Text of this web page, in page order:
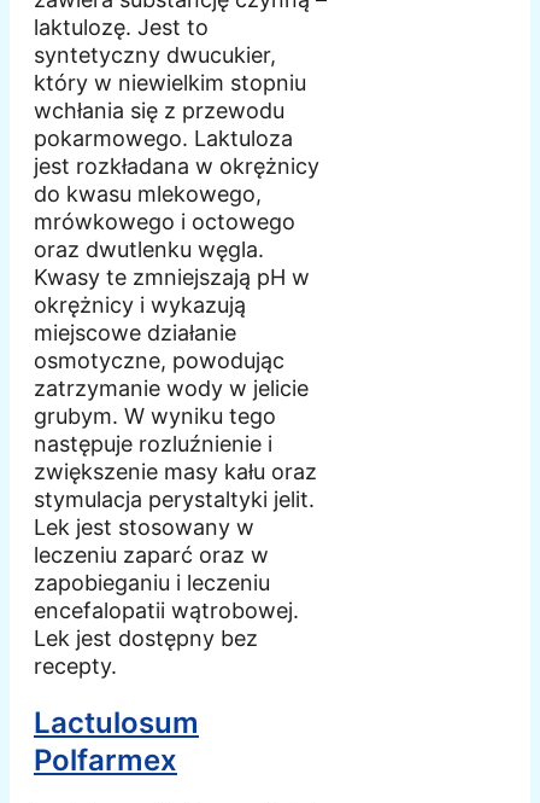
laktulozę. Jest to
syntetyczny dwucukier,
który w niewielkim stopniu
wchłania się z przewodu
pokarmowego. Laktuloza
jest rozkładana w okrężnicy
do kwasu mlekowego,
mrówkowego i octowego
oraz dwutlenku węgla.
Kwasy te zmniejszają pH w
okrężnicy i wykazują
miejscowe działanie
osmotyczne, powodując
zatrzymanie wody w jelicie
grubym. W wyniku tego
następuje rozluźnienie i
zwiększenie masy kału oraz
stymulacja perystaltyki jelit.
Lek jest stosowany w
leczeniu zaparć oraz w
zapobieganiu i leczeniu
encefalopatii wątrobowej.
Lek jest dostępny bez
recepty.
Lactulosum
Polfarmex